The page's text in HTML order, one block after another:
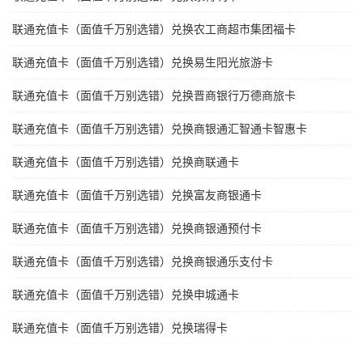
联通充值卡（面值千万别选错）兑换农工商超市集团福卡
联通充值卡（面值千万别选错）兑换易生阳光旅游卡
联通充值卡（面值千万别选错）兑换晋商银行万德商旅卡
联通充值卡（面值千万别选错）兑换商银通汇智通卡智惠卡
联通充值卡（面值千万别选错）兑换商联通卡
联通充值卡（面值千万别选错）兑换富友商银通卡
联通充值卡（面值千万别选错）兑换商银通预付卡
联通充值卡（面值千万别选错）兑换商银通乐支付卡
联通充值卡（面值千万别选错）兑换申城通卡
联通充值卡（面值千万别选错）兑换瑞得卡